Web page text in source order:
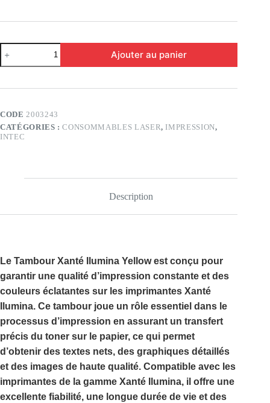
quantité
de
Tambour
ilumina
Ajouter au panier
CODE 2003243
CATÉGORIES :CONSOMMABLES LASER, IMPRESSION,
INTEC
Description
Le Tambour Xanté Ilumina Yellowest conçu pour
garantir une qualité d’impression constante et des
couleurs éclatantes sur les imprimantes Xanté
Ilumina. Ce tambour joue un rôle essentiel dans le
processus d’impression en assurant un transfert
précis du toner sur le papier, ce qui permet
d’obtenir des textes nets, des graphiques détaillés
et des images de haute qualité. Compatible avec les
imprimantes de la gamme Xanté Ilumina, il offre une
excellente fiabilité, une longue durée de vie et des